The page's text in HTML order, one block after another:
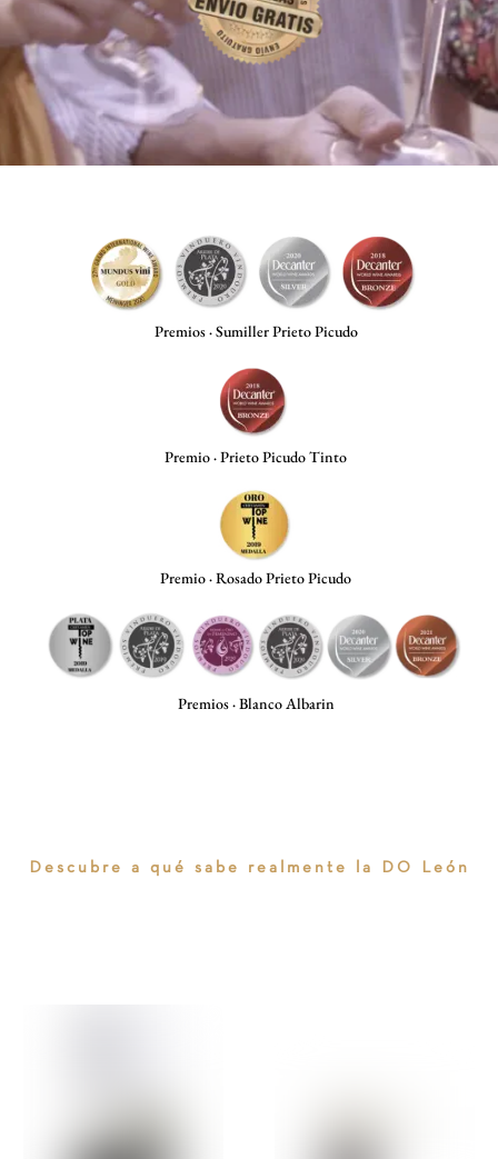
Premios · Sumiller Prieto Picudo
Premio · Prieto Picudo Tinto
Premio · Rosado Prieto Picudo
Premios · Blanco Albarin
Descubre a qué sabe realmente la DO León